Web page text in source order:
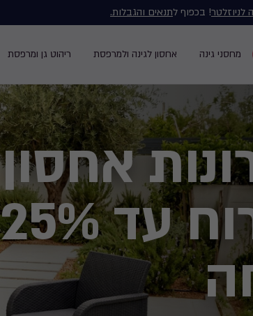
! בכפוף לתנאים והגבלות.
navigation
מחסני גינה אחסון לגינה ולמרפסת ריהוט גן ומרפסת
אחסון
ואירוח עד 25%